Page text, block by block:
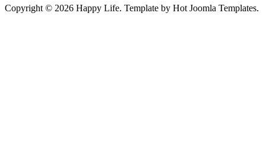
Copyright © 2026 Happy Life. Template by Hot Joomla Templates.